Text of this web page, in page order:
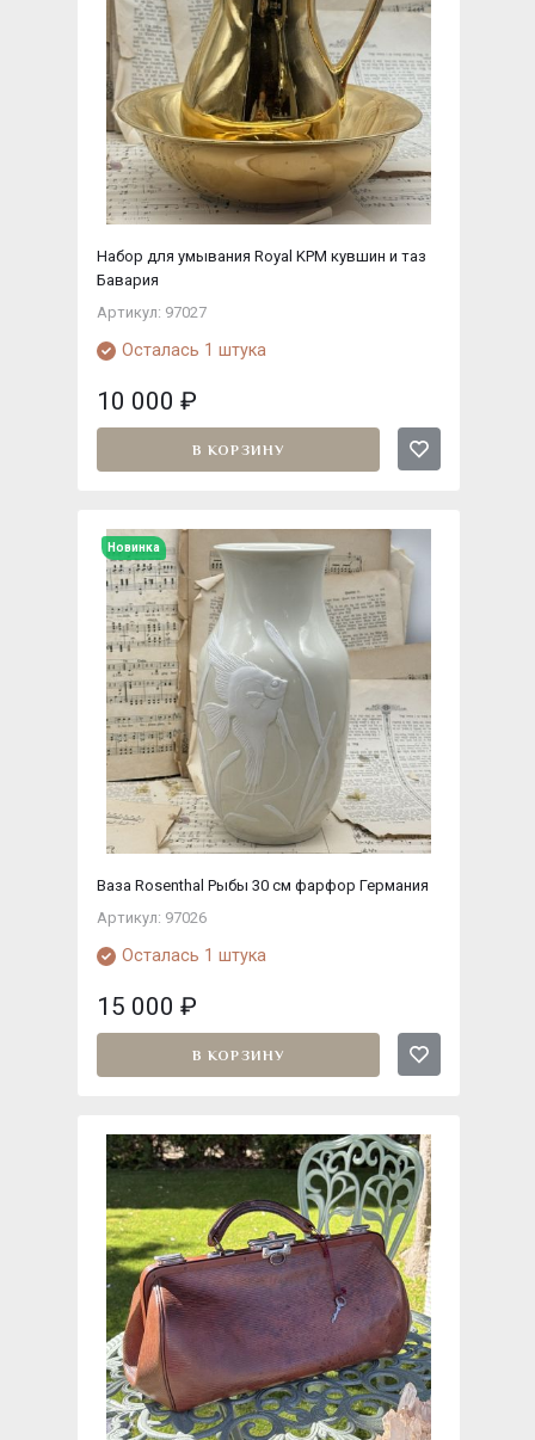
Набор для умывания Royal KPM кувшин и таз
Бавария
Артикул: 97027
Осталась 1 штука
10 000 ₽
В КОРЗИНУ
Новинка
Ваза Rosenthal Рыбы 30 см фарфор Германия
Артикул: 97026
Осталась 1 штука
15 000 ₽
В КОРЗИНУ